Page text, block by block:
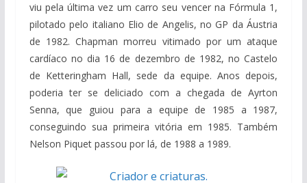
viu pela última vez um carro seu vencer na Fórmula 1,
pilotado pelo italiano Elio de Angelis, no GP da Áustria
de 1982. Chapman morreu vitimado por um ataque
cardíaco no dia 16 de dezembro de 1982, no Castelo
de Ketteringham Hall, sede da equipe. Anos depois,
poderia ter se deliciado com a chegada de Ayrton
Senna, que guiou para a equipe de 1985 a 1987,
conseguindo sua primeira vitória em 1985. Também
Nelson Piquet passou por lá, de 1988 a 1989.